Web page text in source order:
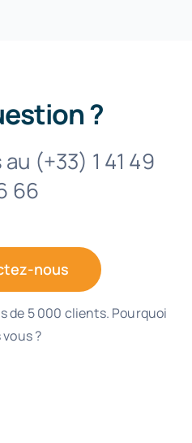
?
(+33) 1 41 49
66
nous
de 5 000 clients. Pourquoi
vous ?